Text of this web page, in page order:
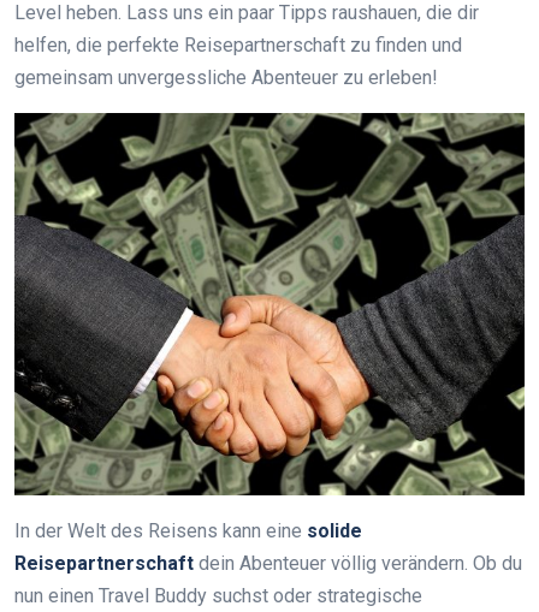
Level heben. Lass uns ein paar Tipps raushauen, die dir
helfen, die perfekte Reisepartnerschaft zu finden und
gemeinsam unvergessliche Abenteuer zu erleben!
In der Welt des Reisens kann eine solide
Reisepartnerschaft dein Abenteuer völlig verändern. Ob du
nun einen Travel Buddy suchst oder strategische